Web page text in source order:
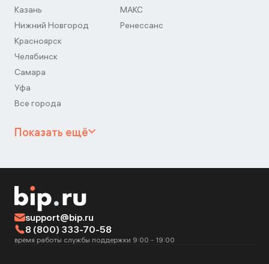
Казань
Нижний Новгород
Красноярск
Челябинск
Самара
Уфа
Все города
МАКС
Ренессанс
Показать ещё
support@bip.ru
8 (800) 333-70-58
время работы службы поддержки 9:00 - 19:00